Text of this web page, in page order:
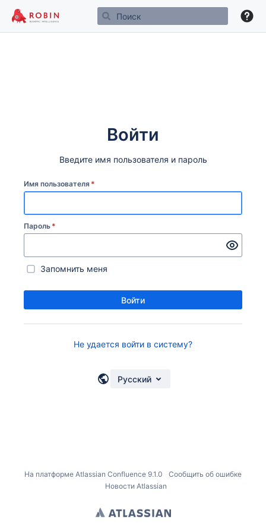
Войти
Введите имя пользователя и пароль
Имя пользователя *
Пароль *
Запомнить меня
Войти
Не удается войти в систему?
Русский
На платформе Atlassian Confluence 9.1.0
Сообщить об ошибке
Новости Atlassian